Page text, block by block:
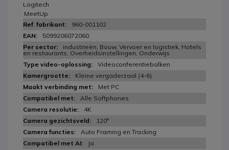
Logitech
MeetUp
960-001102
5099206072060
industrieën, Bouw, Vervoer en logistiek, Hotels
en restaurants, Overheidsinstellingen, Onderwijs
Videoconferentiebalken
Kleine vergaderzaal (4-6)
Met PC
Alle Softphones
4K
120°
Auto Framing en Tracking
Ja